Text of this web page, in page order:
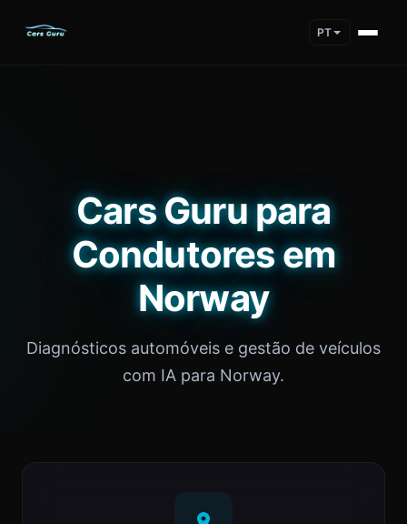
PT
Cars Guru para
Condutores em
Norway
Diagnósticos automóveis e gestão de veículos
com IA para Norway.